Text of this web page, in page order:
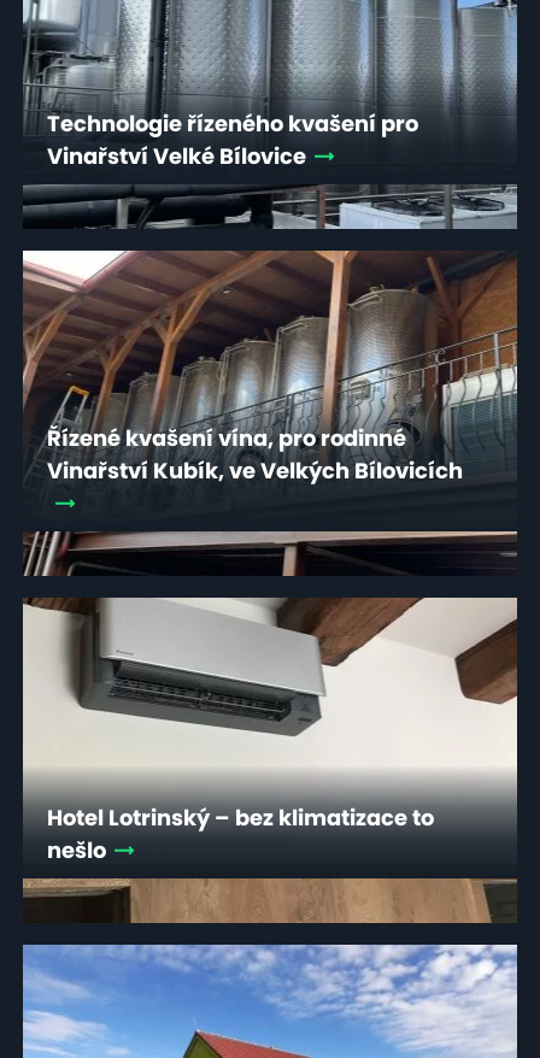
Technologie řízeného kvašení pro
Vinařství Velké Bílovice
Řízené kvašení vína, pro rodinné
Vinařství Kubík, ve Velkých Bílovicích
Hotel Lotrinský – bez klimatizace to
nešlo